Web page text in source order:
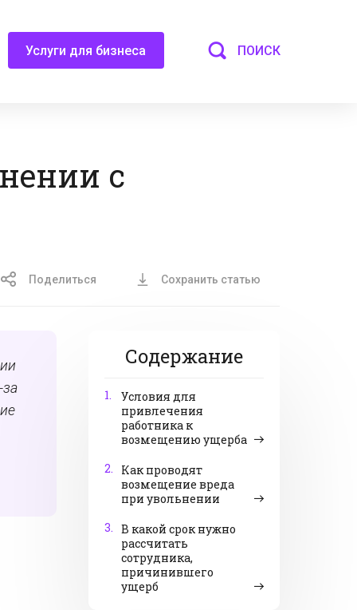
Услуги для бизнеса ПОИСК
с
Поделиться Сохранить статью
Содержание
1.
Условия для
привлечения
работника к
возмещению ущерба
2.
Как проводят
возмещение вреда
при увольнении
3. В какой срок нужно
рассчитать
сотрудника,
причинившего
ущерб